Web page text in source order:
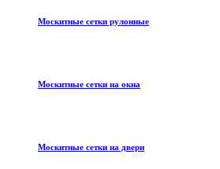
Москитные сетки рулонные
Москитные сетки на окна
Москитные сетки на двери